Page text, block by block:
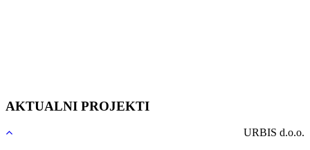
AKTUALNI PROJEKTI
URBIS d.o.o.
Back